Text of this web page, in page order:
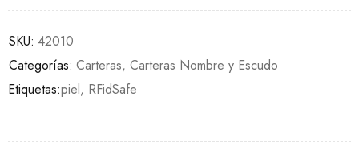
SKU: 42010
Categorías: Carteras, Carteras Nombre y Escudo
Etiquetas:piel, RFidSafe